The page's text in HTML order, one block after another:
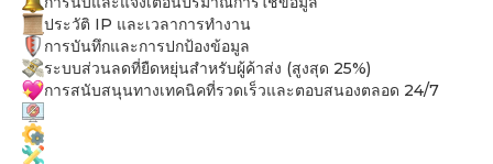
ประวัติ IP และเวลาการทำงาน
การบันทึกและการปกป้องข้อมูล
ระบบส่วนลดที่ยืดหยุ่นสำหรับผู้ค้าส่ง (สูงสุด 25%)
การสนับสนุนทางเทคนิคที่รวดเร็วและตอบสนองตลอด 24/7